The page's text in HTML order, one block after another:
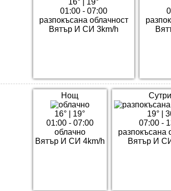
01:00 - 07:00
разпокъсана облачност
Вятър И СИ 3km/h
Нощ
16°
19°
01:00 - 07:00
облачно
Вятър И СИ 4km/h
19°
07:00 -
разпокъсана
Вятър И